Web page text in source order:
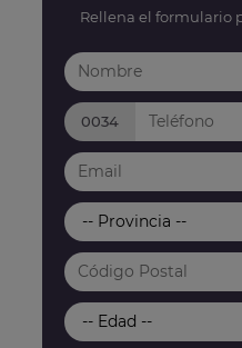
Rellena el formulario
0034